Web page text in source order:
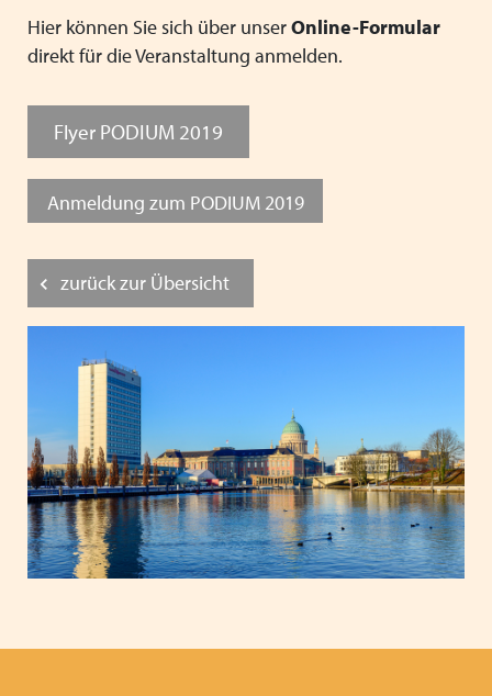
Hier können Sie sich über unserOnline-Formular
direkt für die Veranstaltung anmelden.
Flyer PODIUM 2019
Anmeldung zum PODIUM 2019
zurück zur Übersicht